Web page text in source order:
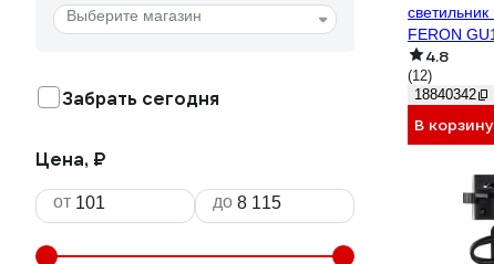
Выберите магазин
Забрать сегодня
Цена, ₽
от до
FERON
черный
4.8
(12)
18840342
В корзину